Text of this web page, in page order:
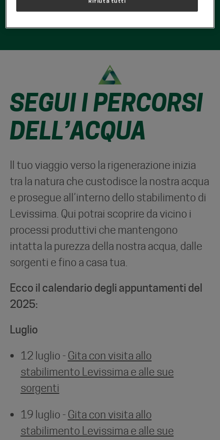
SEGUI I PERCORSI
DELL’ACQUA
Il tuo viaggio verso la rigenerazione inizia
tra la natura che custodisce la nostra acqua
e prosegue all’interno dello stabilimento di
Levissima. Qui potrai scoprire da vicino i
processi produttivi che mantengono
intatta la purezza della nostra acqua, dalle
sorgenti e fino a casa tua.
Ecco il calendario degli appuntamenti del
2025:
Luglio
12 luglio -Gita con visita allo
stabilimento Levissima e alle sue
sorgenti
19 luglio -Gita con visita allo
stabilimento Levissima e alle sue
Rifiuta tutti